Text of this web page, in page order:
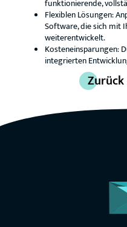
funktionierende,
Flexiblen Lösungen:
Software, die sich mit
weiterentwickelt.
Kosteneinsparungen:
integrierten